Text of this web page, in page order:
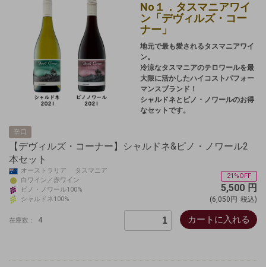
No１．タスマニアワイ
ン「デヴィルズ・コー
ナー」
地元で最も愛されるタスマニアワイ
ン。
冷涼なタスマニアのテロワールを最
大限に活かしたハイコストパフォー
マンスブランド！
シャルドネとピノ・ノワールのお得
なセットです。
辛口
【デヴィルズ・コーナー】シャルドネ&ピノ・ノワール2
本セット
オーストラリア タスマニア
白ワイン／赤ワイン
ピノ・ノワール100%
シャルドネ100%
21%OFF
5,500 円
(6,050円 税込)
在庫数： 4 カートに入れる